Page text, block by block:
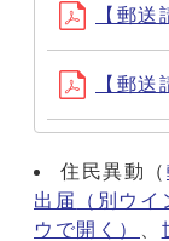
【郵
【郵
住民異動（
出届
（別ウイ
ウで開く）